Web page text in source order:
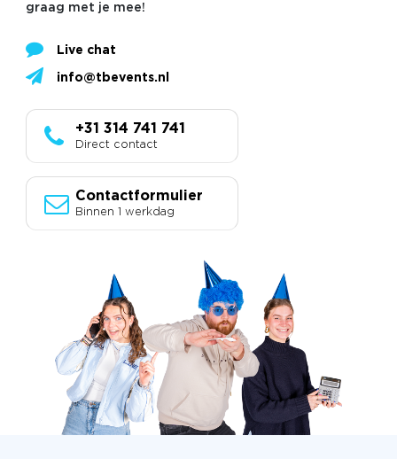
graag met je mee!
Live chat
info@tbevents.nl
+31 314 741 741
Direct contact
Contactformulier
Binnen 1 werkdag